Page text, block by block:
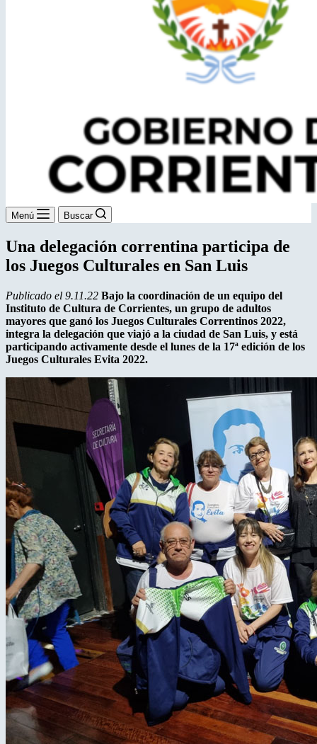
Menú Buscar
Una delegación correntina participa de
los Juegos Culturales en San Luis
Publicado el 9.11.22 Bajo la coordinación de un equipo del
Instituto de Cultura de Corrientes, un grupo de adultos
mayores que ganó los Juegos Culturales Correntinos 2022,
integra la delegación que viajó a la ciudad de San Luis, y está
participando activamente desde el lunes de la 17ª edición de los
Juegos Culturales Evita 2022.